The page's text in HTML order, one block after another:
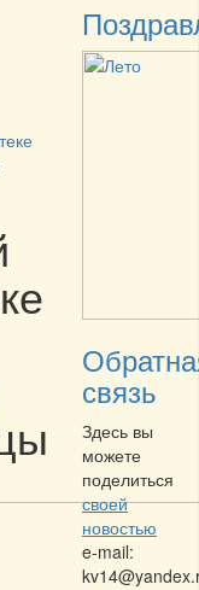
связь
Здесь вы
можете
поделиться
своей
новостью
e-mail: